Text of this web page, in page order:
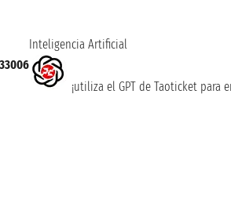
Inteligencia Artificial
¡utiliza el GPT de Taoticket para